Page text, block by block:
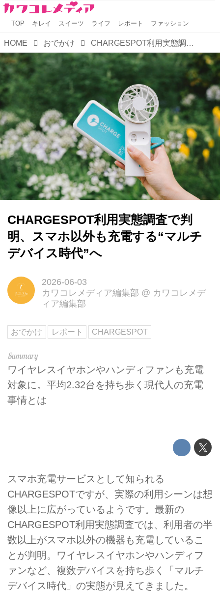
TOP キレイ スイーツ ライフ レポート ファッション
HOME おでかけ CHARGESPOT利用実態調査で判明、スマホ以外も充電する“マルチデバイス時代”へ
CHARGESPOT利用実態調査で判
明、スマホ以外も充電する“マルチ
デバイス時代”へ
2026-06-03
カワコレメディア編集部 @ カワコレメデ
ィア編集部
おでかけ レポート CHARGESPOT
ワイヤレスイヤホンやハンディファンも充電
対象に。平均2.32台を持ち歩く現代人の充電
事情とは
スマホ充電サービスとして知られる
CHARGESPOTですが、実際の利用シーンは想
像以上に広がっているようです。最新の
CHARGESPOT利用実態調査では、利用者の半
数以上がスマホ以外の機器も充電しているこ
とが判明。ワイヤレスイヤホンやハンディフ
ァンなど、複数デバイスを持ち歩く「マルチ
デバイス時代」の実態が見えてきました。